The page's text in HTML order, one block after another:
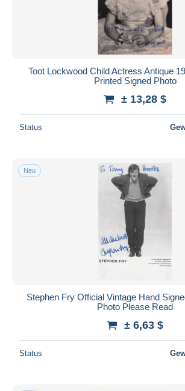
Toot Lockwood Child Actress Antique
Printed Signed Photo
± 13,28 $
Status
Neu
Stephen Fry Official Vintage Hand
Photo Please Read
± 6,63 $
Status